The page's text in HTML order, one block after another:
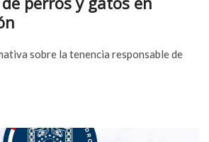
sobre la tenencia responsable de